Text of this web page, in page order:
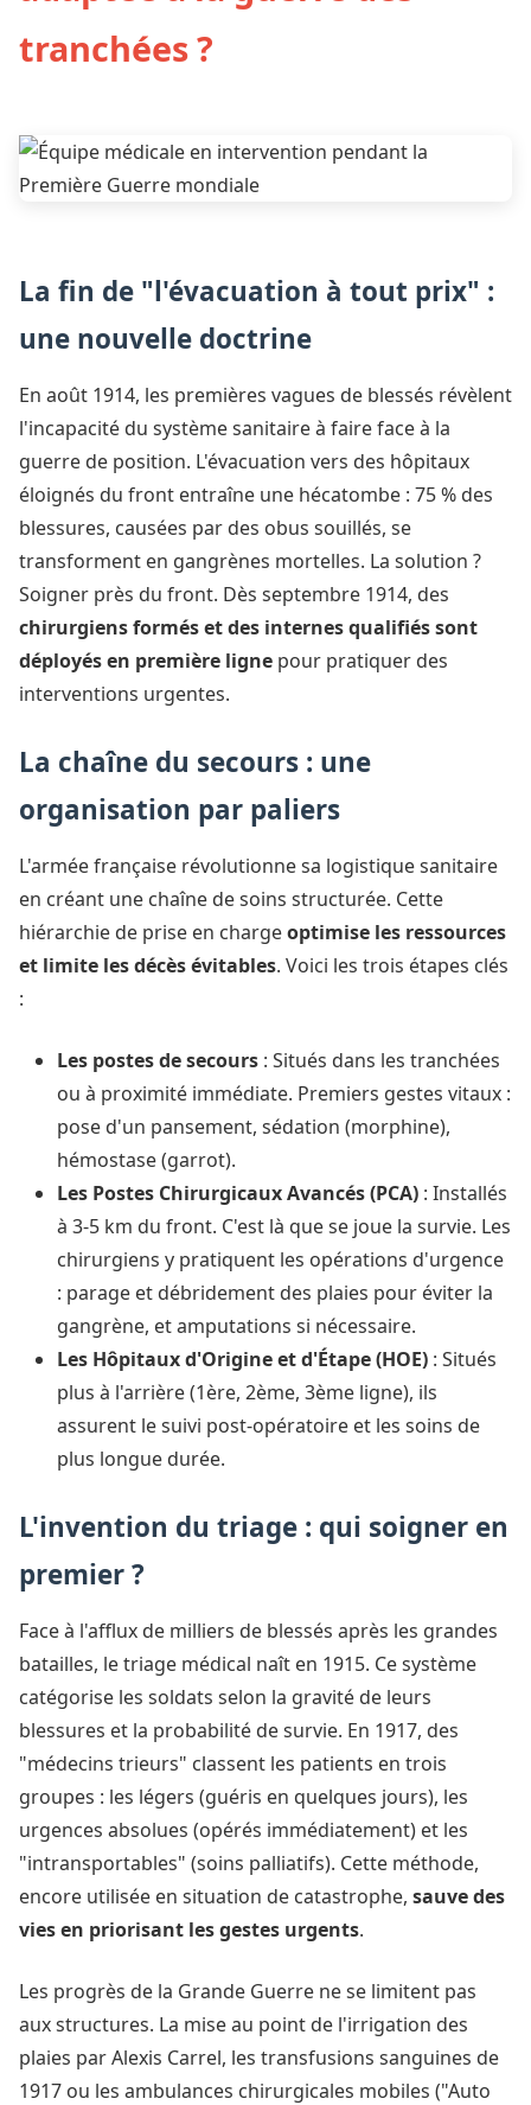
tranchées ?
La fin de "l'évacuation à tout prix" :
une nouvelle doctrine
En août 1914, les premières vagues de blessés révèlent
l'incapacité du système sanitaire à faire face à la
guerre de position. L'évacuation vers des hôpitaux
éloignés du front entraîne une hécatombe : 75 % des
blessures, causées par des obus souillés, se
transforment en gangrènes mortelles. La solution ?
Soigner près du front. Dès septembre 1914, des
chirurgiens formés et des internes qualifiés sont
déployés en première ligne pour pratiquer des
interventions urgentes.
La chaîne du secours : une
organisation par paliers
L'armée française révolutionne sa logistique sanitaire
en créant une chaîne de soins structurée. Cette
hiérarchie de prise en chargeoptimise les ressources
et limite les décès évitables. Voici les trois étapes clés
:
Les postes de secours : Situés dans les tranchées
ou à proximité immédiate. Premiers gestes vitaux :
pose d'un pansement, sédation (morphine),
hémostase (garrot).
Les Postes Chirurgicaux Avancés (PCA) : Installés
à 3-5 km du front. C'est là que se joue la survie. Les
chirurgiens y pratiquent les opérations d'urgence
: parage et débridement des plaies pour éviter la
gangrène, et amputations si nécessaire.
Les Hôpitaux d'Origine et d'Étape (HOE) : Situés
plus à l'arrière (1ère, 2ème, 3ème ligne), ils
assurent le suivi post-opératoire et les soins de
plus longue durée.
L'invention du triage : qui soigner en
premier ?
Face à l'afflux de milliers de blessés après les grandes
batailles, le triage médical naît en 1915. Ce système
catégorise les soldats selon la gravité de leurs
blessures et la probabilité de survie. En 1917, des
"médecins trieurs" classent les patients en trois
groupes : les légers (guéris en quelques jours), les
urgences absolues (opérés immédiatement) et les
"intransportables" (soins palliatifs). Cette méthode,
encore utilisée en situation de catastrophe, sauve des
vies en priorisant les gestes urgents.
Les progrès de la Grande Guerre ne se limitent pas
aux structures. La mise au point de l'irrigation des
plaies par Alexis Carrel, les transfusions sanguines de
1917 ou les ambulances chirurgicales mobiles ("Auto